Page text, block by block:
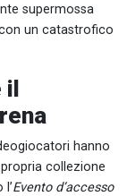
supermossa
un catastrofico
il
hanno
propria collezione
Evento d’accesso